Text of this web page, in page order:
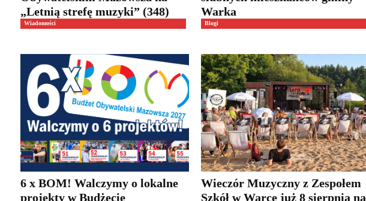
„Letnią strefę muzyki” (348)
Wiadomości
Warka
Blogi
6 x BOM! Walczymy o lokalne
projekty w Budżecie
Wieczór Muzyczny z Zespołem
Szkół w Warce już 8 sierpnia na